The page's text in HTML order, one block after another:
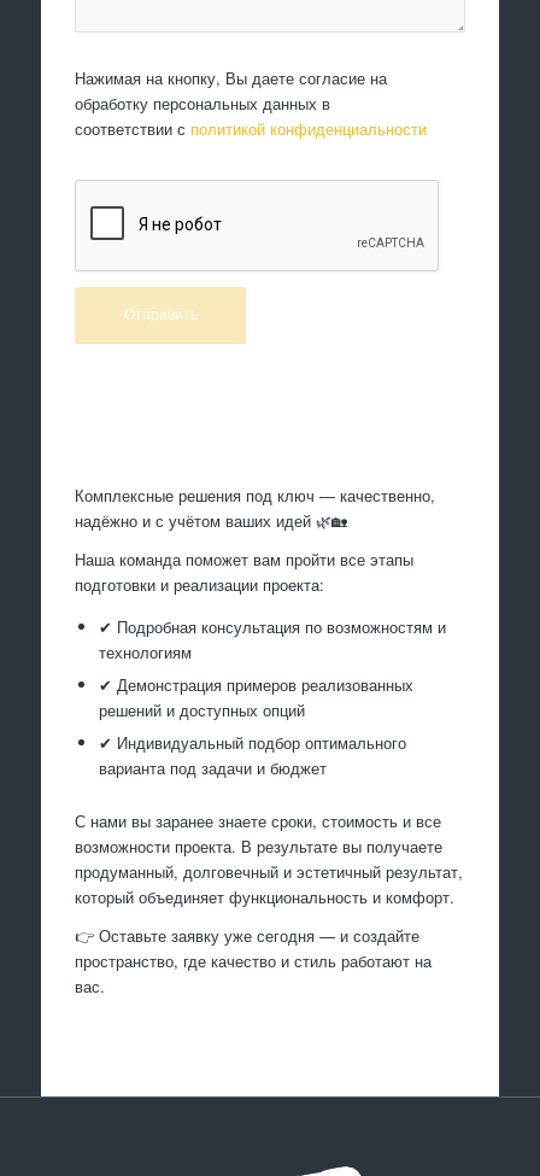
Нажимая на кнопку, Вы даете согласие на
обработку персональных данных в
соответствии с политикой конфиденциальности
Комплексные решения под ключ — качественно,
надёжно и с учётом ваших идей 🌿🏡
Наша команда поможет вам пройти все этапы
подготовки и реализации проекта:
✔ Подробная консультация по возможностям и
технологиям
✔ Демонстрация примеров реализованных
решений и доступных опций
✔ Индивидуальный подбор оптимального
варианта под задачи и бюджет
С нами вы заранее знаете сроки, стоимость и все
возможности проекта. В результате вы получаете
продуманный, долговечный и эстетичный результат,
который объединяет функциональность и комфорт.
👉 Оставьте заявку уже сегодня — и создайте
пространство, где качество и стиль работают на
вас.